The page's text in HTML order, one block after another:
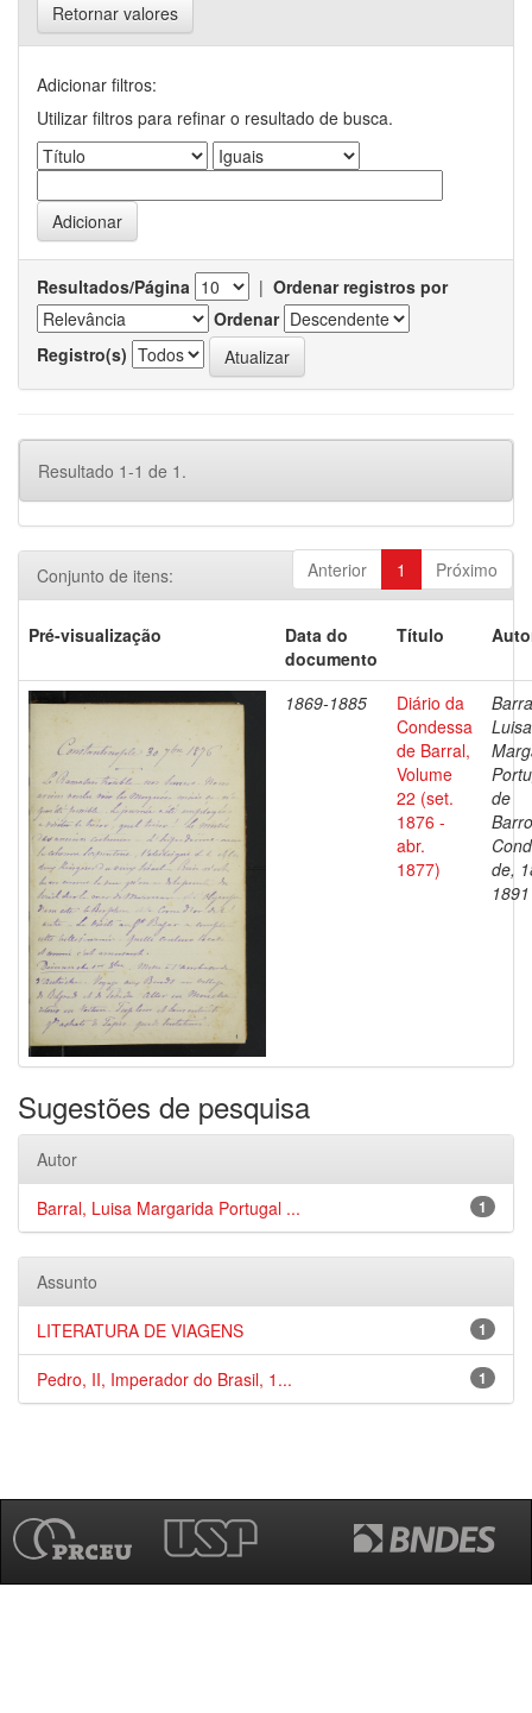
Retornar valores
Adicionar filtros:
Utilizar filtros para refinar o resultado de busca.
Resultados/Página | Ordenar registros por
Ordenar
Registro(s)
Resultado 1-1 de 1.
Anterior 1 Próximo
Conjunto de itens:
Pré-visualização
Data do
documento
Título
1869-1885
Diário da
Condessa
de Barral,
Volume
22 (set.
1876 -
abr.
1877)
Luisa
de
de,
1891
Sugestões de pesquisa
Autor
1
Barral, Luisa Margarida Portugal ...
Assunto
1
LITERATURA DE VIAGENS
1
Pedro, II, Imperador do Brasil, 1...